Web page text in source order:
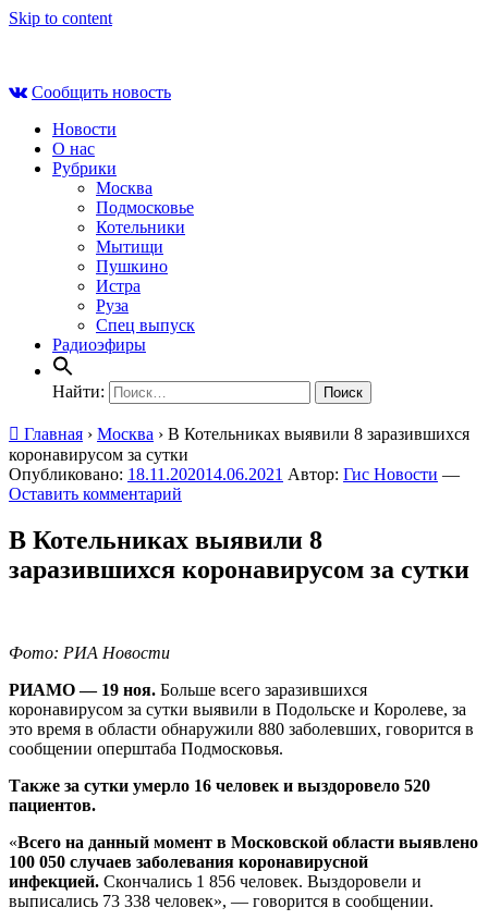
Skip to content
Сообщить новость
Новости
О нас
Рубрики
Москва
Подмосковье
Котельники
Мытищи
Пушкино
Истра
Руза
Спец выпуск
Радиоэфиры
Найти:
Главная › Москва › В Котельниках выявили 8 заразившихся
коронавирусом за сутки
Опубликовано: 18.11.202014.06.2021 Автор: Гис Новости —
Оставить комментарий
В Котельниках выявили 8
заразившихся коронавирусом за сутки
Фото: РИА Новости
РИАМО — 19 ноя. Больше всего заразившихся
коронавирусом за сутки выявили в Подольске и Королеве, за
это время в области обнаружили 880 заболевших, говорится в
сообщении оперштаба Подмосковья.
Также за сутки умерло 16 человек и выздоровело 520
пациентов.
«Всего на данный момент в Московской области выявлено
100 050 случаев заболевания коронавирусной
инфекцией. Скончались 1 856 человек. Выздоровели и
выписались 73 338 человек», — говорится в сообщении.